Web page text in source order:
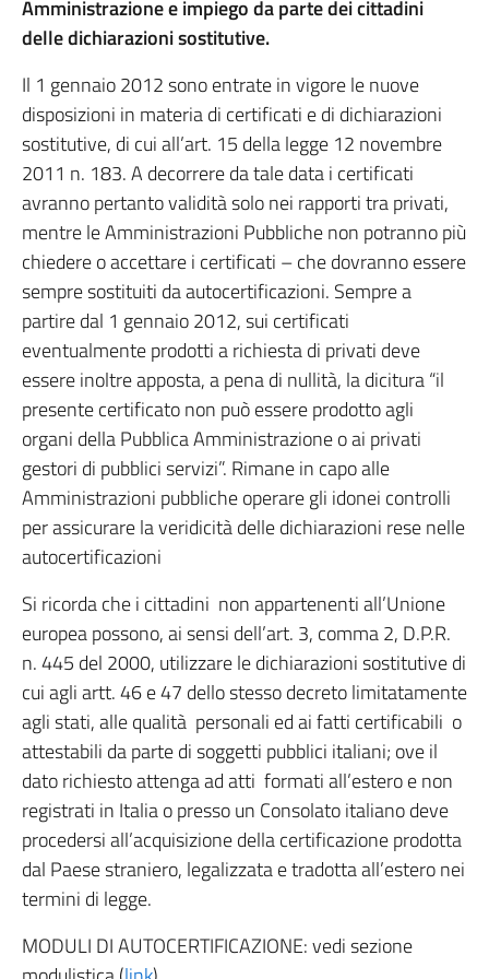
Amministrazione e impiego da parte dei cittadini
delle dichiarazioni sostitutive.
Il 1 gennaio 2012 sono entrate in vigore le nuove
disposizioni in materia di certificati e di dichiarazioni
sostitutive, di cui all’art. 15 della legge 12 novembre
2011 n. 183. A decorrere da tale data i certificati
avranno pertanto validità solo nei rapporti tra privati,
mentre le Amministrazioni Pubbliche non potranno più
chiedere o accettare i certificati – che dovranno essere
sempre sostituiti da autocertificazioni. Sempre a
partire dal 1 gennaio 2012, sui certificati
eventualmente prodotti a richiesta di privati deve
essere inoltre apposta, a pena di nullità, la dicitura “il
presente certificato non può essere prodotto agli
organi della Pubblica Amministrazione o ai privati
gestori di pubblici servizi”. Rimane in capo alle
Amministrazioni pubbliche operare gli idonei controlli
per assicurare la veridicità delle dichiarazioni rese nelle
autocertificazioni
Si ricorda che i cittadini non appartenenti all’Unione
europea possono, ai sensi dell’art. 3, comma 2, D.P.R.
n. 445 del 2000, utilizzare le dichiarazioni sostitutive di
cui agli artt. 46 e 47 dello stesso decreto limitatamente
agli stati, alle qualità personali ed ai fatti certificabili o
attestabili da parte di soggetti pubblici italiani; ove il
dato richiesto attenga ad atti formati all’estero e non
registrati in Italia o presso un Consolato italiano deve
procedersi all’acquisizione della certificazione prodotta
dal Paese straniero, legalizzata e tradotta all’estero nei
termini di legge.
MODULI DI AUTOCERTIFICAZIONE: vedi sezione